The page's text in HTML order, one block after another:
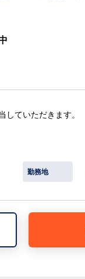
していただきます。
勤務地